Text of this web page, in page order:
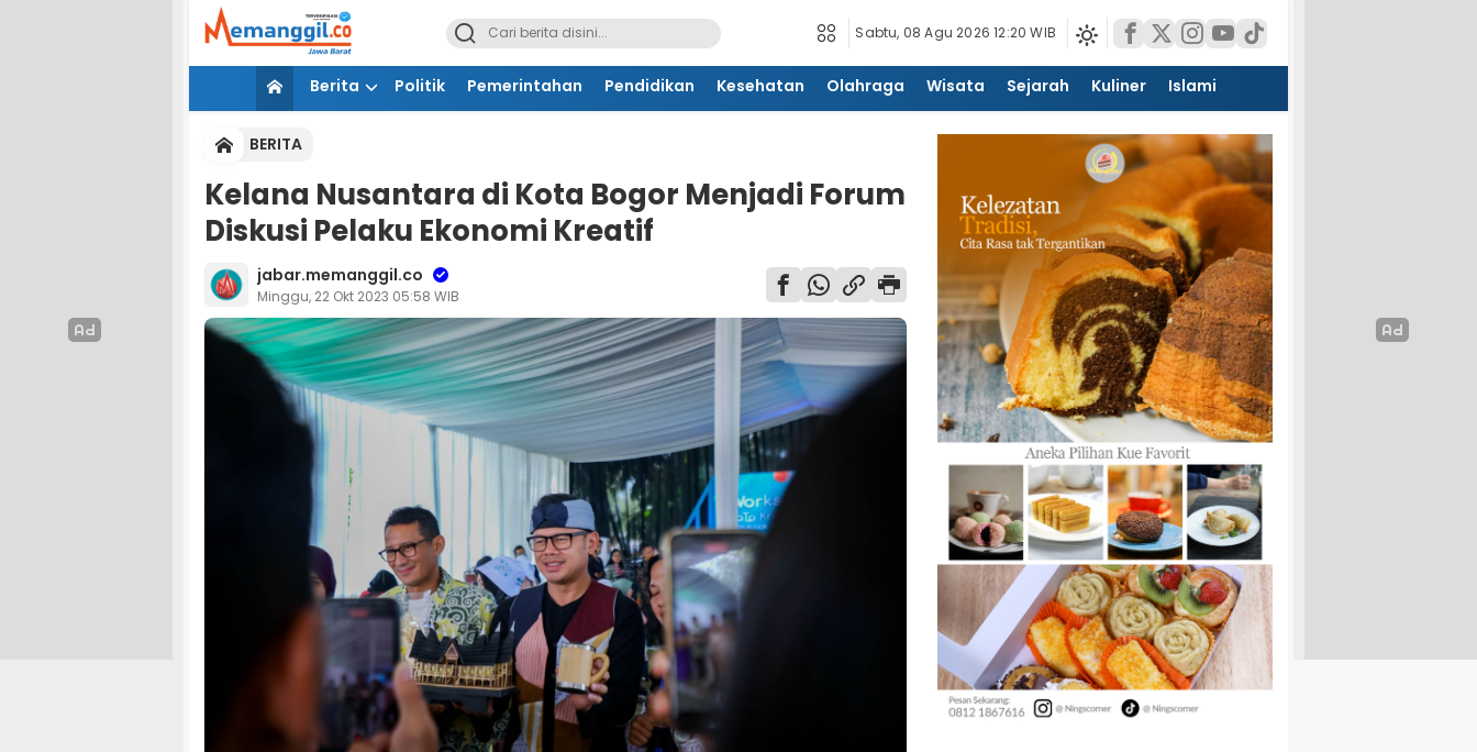
Sabtu, 08 Agu 2026 12:20 WIB
Berita Politik Pemerintahan Pendidikan Kesehatan Olahraga Wisata Sejarah Kuliner Islami
BERITA
Kelana Nusantara di Kota Bogor Menjadi Forum
Diskusi Pelaku Ekonomi Kreatif
jabar.memanggil.co
Minggu, 22 Okt 2023 05:58 WIB